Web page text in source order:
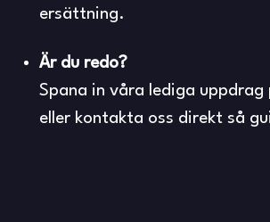
ersättning.
Är du redo?
Spana in våra lediga uppdrag
eller kontakta oss direkt så